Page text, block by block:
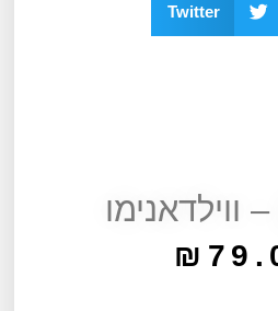
Twitter
ווילדאנימו
₪